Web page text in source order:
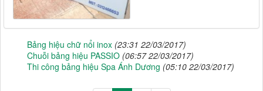
Bảng hiệu chữ nổi inox (23:31 22/03/2017)
Chuỗi bảng hiệu PASSIO (06:57 22/03/2017)
Thi công bảng hiệu Spa Ánh Dương (05:10 22/03/2017)